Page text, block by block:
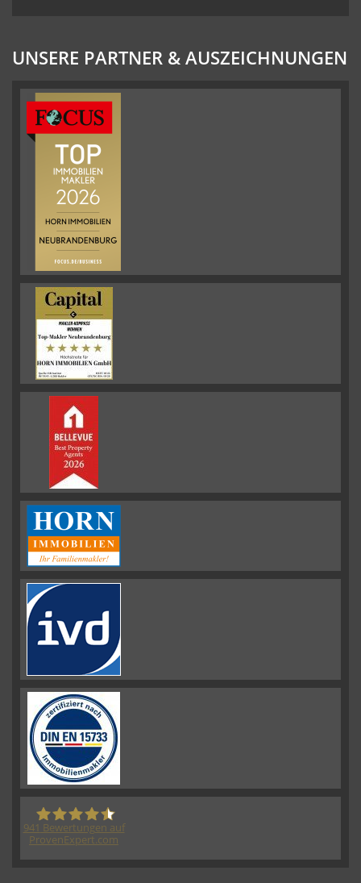
UNSERE PARTNER & AUSZEICHNUNGEN
HORN IMMOBILIEN GmbH
941 Bewertungen auf
ProvenExpert.com